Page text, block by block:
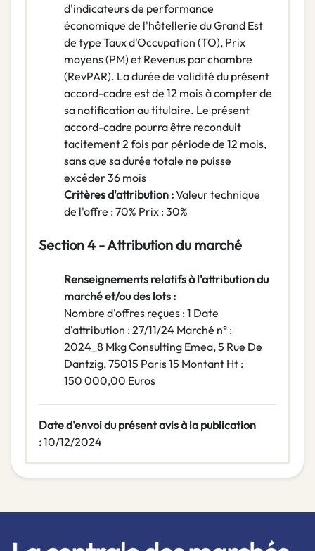
d'indicateurs de performance
économique de l'hôtellerie du Grand Est
de type Taux d'Occupation (TO), Prix
moyens (PM) et Revenus par chambre
(RevPAR). La durée de validité du présent
accord-cadre est de 12 mois à compter de
sa notification au titulaire. Le présent
accord-cadre pourra être reconduit
tacitement 2 fois par période de 12 mois,
sans que sa durée totale ne puisse
excéder 36 mois
Critères d'attribution :Valeur technique
de l'offre : 70% Prix : 30%
Section 4 - Attribution du marché
Renseignements relatifs à l'attribution du
marché et/ou des lots :
Nombre d'offres reçues : 1 Date
d'attribution : 27/11/24 Marché n° :
2024_8 Mkg Consulting Emea, 5 Rue De
Dantzig, 75015 Paris 15 Montant Ht :
150 000,00 Euros
Date d'envoi du présent avis à la publication
:10/12/2024